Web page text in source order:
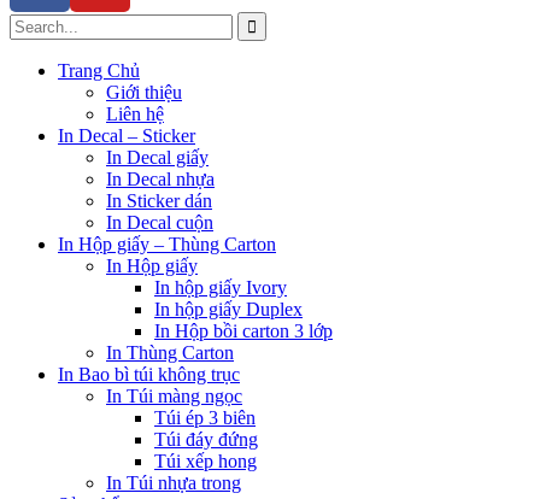
Trang Chủ
Giới thiệu
Liên hệ
In Decal – Sticker
In Decal giấy
In Decal nhựa
In Sticker dán
In Decal cuộn
In Hộp giấy – Thùng Carton
In Hộp giấy
In hộp giấy Ivory
In hộp giấy Duplex
In Hộp bồi carton 3 lớp
In Thùng Carton
In Bao bì túi không trục
In Túi màng ngọc
Túi ép 3 biên
Túi đáy đứng
Túi xếp hong
In Túi nhựa trong